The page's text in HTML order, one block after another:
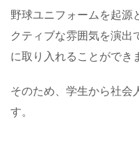
野球ユニフォームを起源
クティブな雰囲気を演出
に取り入れることができ
そのため、学生から社会
す。